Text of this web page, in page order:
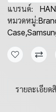
แบรนด์:
หมวดหมู่:
Case,
รายละเอียด